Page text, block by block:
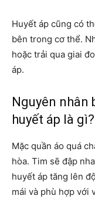
Huyết áp cũng có
bên trong cơ thể.
hoặc trải qua giai
áp.
Nguyên nhân
huyết áp là gì?
Mặc quần áo quá
hòa. Tim sẽ đập
huyết áp tăng lên
mái và phù hợp với